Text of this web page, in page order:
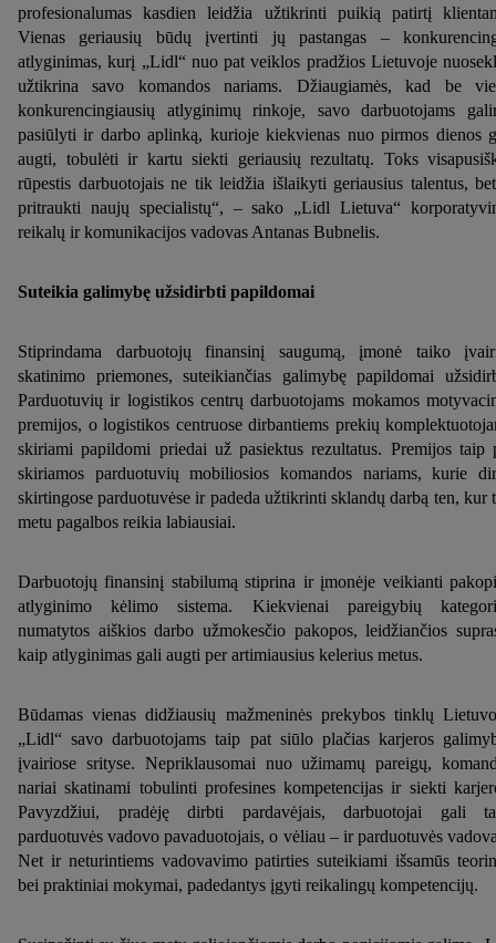
profesionalumas kasdien leidžia užtikrinti puikią patirtį
Vienas geriausių būdų įvertinti jų pastangas –
atlyginimas, kurį „Lidl“ nuo pat veiklos pradžios Lietuvoje
užtikrina savo komandos nariams. Džiaugiamės, kad be
konkurencingiausių atlyginimų rinkoje, savo darbuotojams
pasiūlyti ir darbo aplinką, kurioje kiekvienas nuo pirmos dienos
augti, tobulėti ir kartu siekti geriausių rezultatų. Toks
rūpestis darbuotojais ne tik leidžia išlaikyti geriausius talentus,
pritraukti naujų specialistų“, – sako „Lidl Lietuva“
reikalų ir komunikacijos vadovas Antanas Bubnelis.
Suteikia galimybę užsidirbti papildomai
Stiprindama darbuotojų finansinį saugumą, įmonė taiko
skatinimo priemones, suteikiančias galimybę papildomai
Parduotuvių ir logistikos centrų darbuotojams mokamos
premijos, o logistikos centruose dirbantiems prekių
skiriami papildomi priedai už pasiektus rezultatus. Premijos taip
skiriamos parduotuvių mobiliosios komandos nariams, kurie
skirtingose parduotuvėse ir padeda užtikrinti sklandų darbą ten, kur
metu pagalbos reikia labiausiai.
Darbuotojų finansinį stabilumą stiprina ir įmonėje veikianti
atlyginimo kėlimo sistema. Kiekvienai pareigybių
numatytos aiškios darbo užmokesčio pakopos, leidžiančios
kaip atlyginimas gali augti per artimiausius kelerius metus.
Būdamas vienas didžiausių mažmeninės prekybos tinklų
„Lidl“ savo darbuotojams taip pat siūlo plačias karjeros
įvairiose srityse. Nepriklausomai nuo užimamų pareigų,
nariai skatinami tobulinti profesines kompetencijas ir siekti
Pavyzdžiui, pradėję dirbti pardavėjais, darbuotojai gali
parduotuvės vadovo pavaduotojais, o vėliau – ir parduotuvės
Net ir neturintiems vadovavimo patirties suteikiami išsamūs
bei praktiniai mokymai, padedantys įgyti reikalingų kompetencijų.